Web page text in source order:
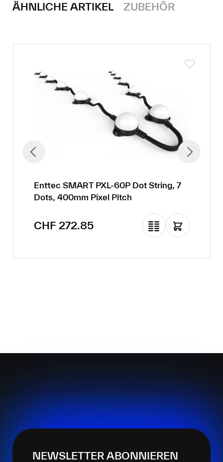
ÄHNLICHE ARTIKEL ZUBEHÖR
Enttec SMART PXL-60P Dot String, 7
Dots, 400mm Pixel Pitch
Regulärer Preis:
CHF 272.85
NEWSLETTER ABONNIEREN